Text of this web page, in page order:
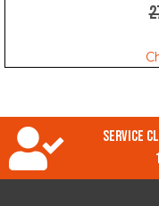
Service